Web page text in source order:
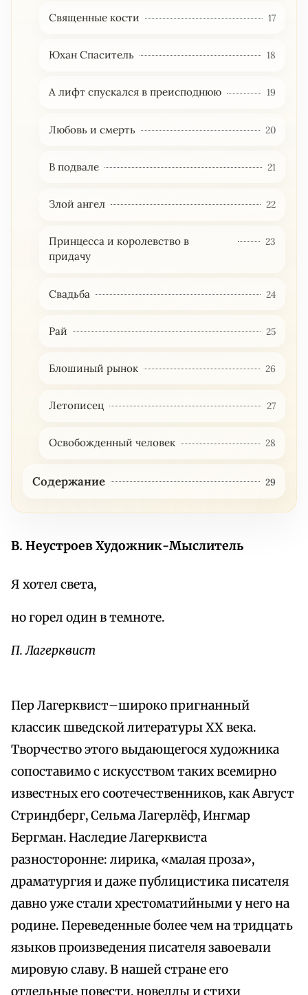
Священные кости 17
Юхан Спаситель 18
А лифт спускался в преисподнюю 19
Любовь и смерть 20
В подвале 21
Злой ангел 22
Принцесса и королевство в
придачу
23
Свадьба 24
Рай 25
Блошиный рынок 26
Летописец 27
Освобожденный человек 28
Содержание 29
В. НеустроевХудожник-Мыслитель
Я хотел света,
но горел один в темноте.
П. Лагерквист
Пер Лагерквист–широко пригнанный
классик шведской литературы XX века.
Творчество этого выдающегося художника
сопоставимо с искусством таких всемирно
известных его соотечественников, как Август
Стриндберг, Сельма Лагерлёф, Ингмар
Бергман. Наследие Лагерквиста
разносторонне: лирика, «малая проза»,
драматургия и даже публицистика писателя
давно уже стали хрестоматийными у него на
родине. Переведенные более чем на тридцать
языков произведения писателя завоевали
мировую славу. В нашей стране его
отдельные повести, новеллы и стихи